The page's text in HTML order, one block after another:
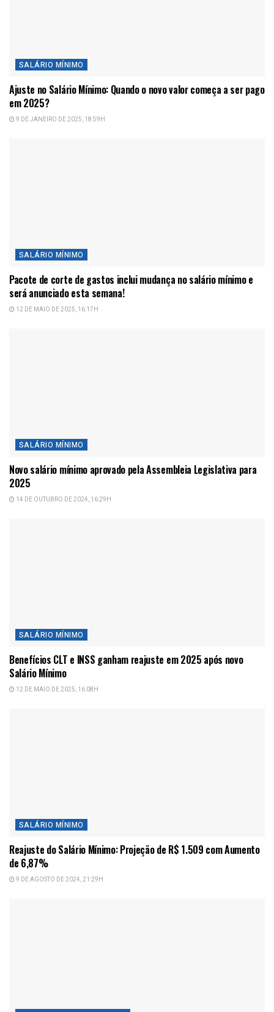
SALÁRIO MÍNIMO
Ajuste no Salário Mínimo: Quando o novo valor começa a ser pago
em 2025?
9 DE JANEIRO DE 2025, 18:59H
SALÁRIO MÍNIMO
Pacote de corte de gastos inclui mudança no salário mínimo e
será anunciado esta semana!
12 DE MAIO DE 2025, 16:17H
SALÁRIO MÍNIMO
Novo salário mínimo aprovado pela Assembleia Legislativa para
2025
14 DE OUTUBRO DE 2024, 16:29H
SALÁRIO MÍNIMO
Benefícios CLT e INSS ganham reajuste em 2025 após novo
Salário Mínimo
12 DE MAIO DE 2025, 16:08H
SALÁRIO MÍNIMO
Reajuste do Salário Mínimo: Projeção de R$ 1.509 com Aumento
de 6,87%
9 DE AGOSTO DE 2024, 21:29H